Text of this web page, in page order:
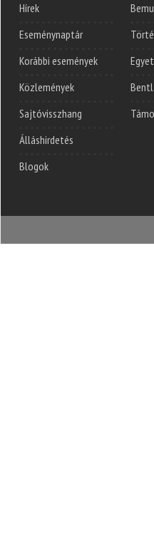
Hírek
Eseménynaptár
Korábbi események
Közlemények
Sajtóvisszhang
Álláshirdetés
Blogok